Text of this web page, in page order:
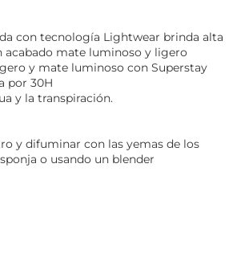
con tecnología Lightwear brinda alta
acabado mate luminoso y ligero
y mate luminoso con Superstay
por 30H
y la transpiración.
y difuminar con las yemas de los
o usando un blender